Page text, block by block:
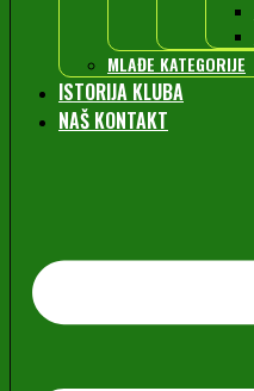
MLAĐE KATEGORIJE
ISTORIJA KLUBA
NAŠ KONTAKT